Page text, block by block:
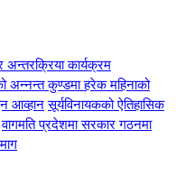
अन्तरक्रिया कार्यक्रम
अन्नन्त कुण्डमा हरेक महिनाको
आव्हान सूर्यविनायकको ऐतिहासिक
वागमति प्रदेशमा सरकार गठनमा